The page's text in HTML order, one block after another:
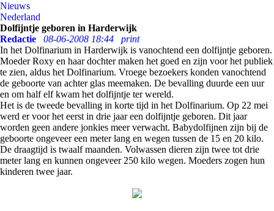
Nieuws
Nederland
Dolfijntje geboren in Harderwijk
Redactie
08-06-2008 18:44
print
In het Dolfinarium in Harderwijk is vanochtend een dolfijntje geboren.
Moeder Roxy en haar dochter maken het goed en zijn voor het publiek
te zien, aldus het Dolfinarium. Vroege bezoekers konden vanochtend
de geboorte van achter glas meemaken. De bevalling duurde een uur
en om half elf kwam het dolfijntje ter wereld.
Het is de tweede bevalling in korte tijd in het Dolfinarium. Op 22 mei
werd er voor het eerst in drie jaar een dolfijntje geboren. Dit jaar
worden geen andere jonkies meer verwacht. Babydolfijnen zijn bij de
geboorte ongeveer een meter lang en wegen tussen de 15 en 20 kilo.
De draagtijd is twaalf maanden. Volwassen dieren zijn twee tot drie
meter lang en kunnen ongeveer 250 kilo wegen. Moeders zogen hun
kinderen twee jaar.